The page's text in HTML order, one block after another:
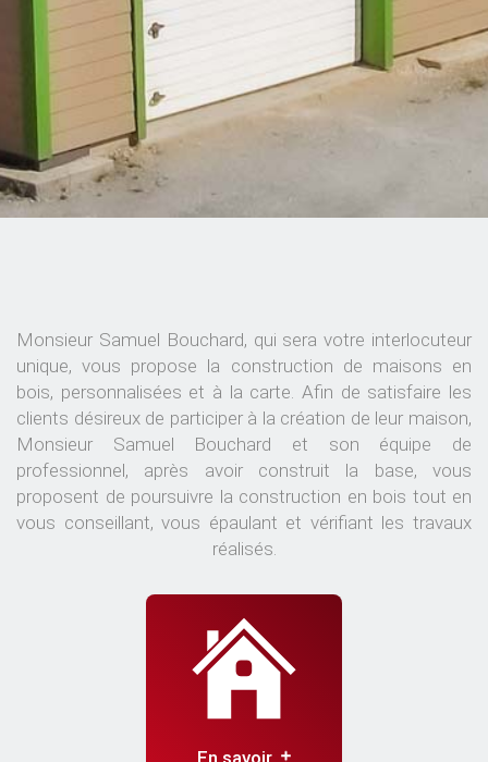
Monsieur Samuel Bouchard, qui sera votre interlocuteur
unique, vous propose la construction de maisons en
bois, personnalisées et à la carte. Afin de satisfaire les
clients désireux de participer à la création de leur maison,
Monsieur Samuel Bouchard et son équipe de
professionnel, après avoir construit la base, vous
proposent de poursuivre la construction en bois tout en
vous conseillant, vous épaulant et vérifiant les travaux
réalisés.
En savoir